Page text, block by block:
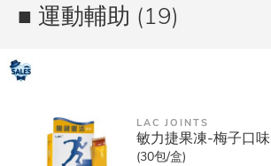
■ 運動輔助 (19)
LAC JOINTS
敏力捷果凍-梅子口味
(30包/盒)